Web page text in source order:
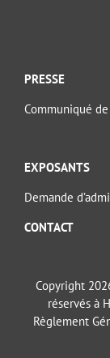
PRESSE
Communiqué
EXPOSANTS
Demande
CONTACT
Copyright
réservés à
Règlement